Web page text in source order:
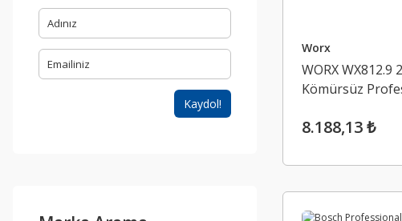
Kaydol!
Worx
WORX WX812.9
Kömürsüz
8.188,13 ₺